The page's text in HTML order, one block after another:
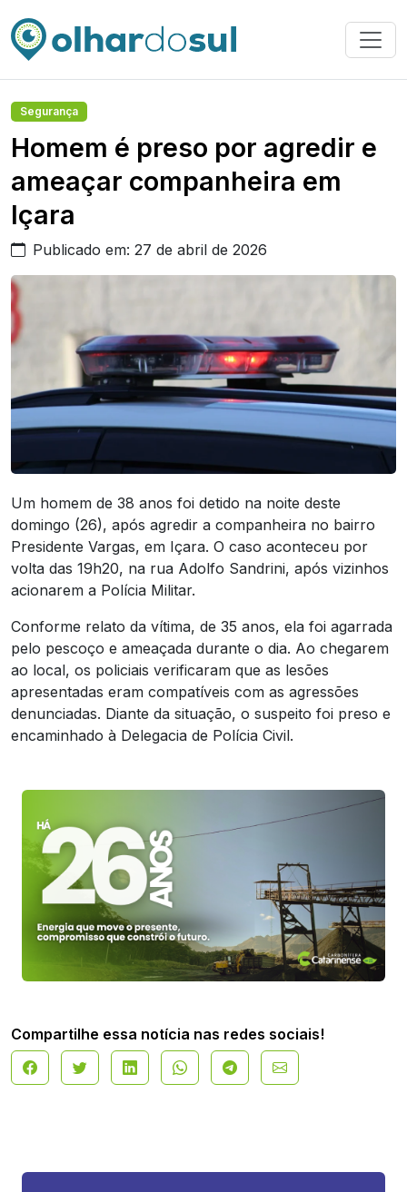
Segurança
Homem é preso por agredir e
ameaçar companheira em
Içara
Publicado em: 27 de abril de 2026
Um homem de 38 anos foi detido na noite deste
domingo (26), após agredir a companheira no bairro
Presidente Vargas, em Içara. O caso aconteceu por
volta das 19h20, na rua Adolfo Sandrini, após vizinhos
acionarem a Polícia Militar.
Conforme relato da vítima, de 35 anos, ela foi agarrada
pelo pescoço e ameaçada durante o dia. Ao chegarem
ao local, os policiais verificaram que as lesões
apresentadas eram compatíveis com as agressões
denunciadas. Diante da situação, o suspeito foi preso e
encaminhado à Delegacia de Polícia Civil.
Compartilhe essa notícia nas redes sociais!